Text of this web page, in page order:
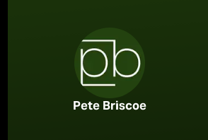
Pete Briscoe